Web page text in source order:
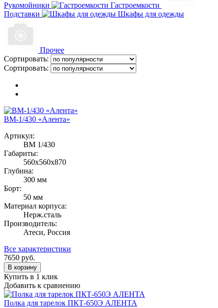
Рукомойники
Гастроемкости
Подставки
Шкафы для одежды
Прочее
Сортировать:
Сортировать:
ВМ-1/430 «Алента»
Артикул:
ВМ 1/430
Габариты:
560х560х870
Глубина:
300 мм
Борт:
50 мм
Материал корпуса:
Нерж.сталь
Производитель:
Атеси, Россия
Все характеристики
7650 руб.
В корзину
Купить в 1 клик
Добавить к сравнению
Полка для тарелок ПКТ-650Э АЛЕНТА